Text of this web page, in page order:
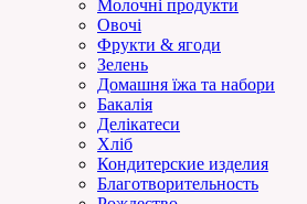
Молочні продукти
Овочі
Фрукти & ягоди
Зелень
Домашня їжа та набори
Бакалія
Делікатеси
Хліб
Кондитерские изделия
Благотворительность